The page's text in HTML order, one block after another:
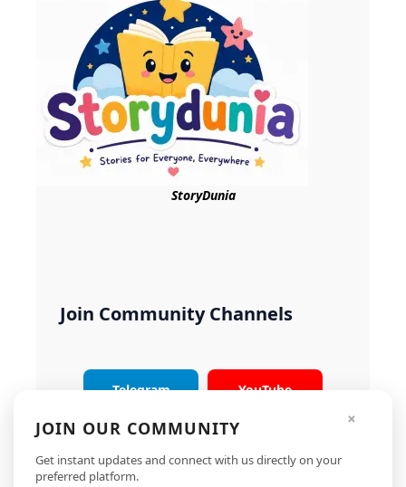
×
JOIN OUR COMMUNITY
Get instant updates and connect with us directly on your
preferred platform.
StoryDunia
Join Community Channels
Telegram YouTube